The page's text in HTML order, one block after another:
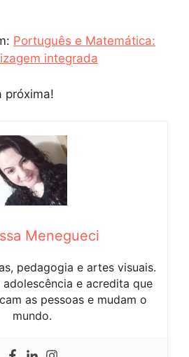
Português e Matemática:
integrada
próxima!
Menegueci
pedagogia e artes visuais.
adolescência e acredita que
as pessoas e mudam o
mundo.